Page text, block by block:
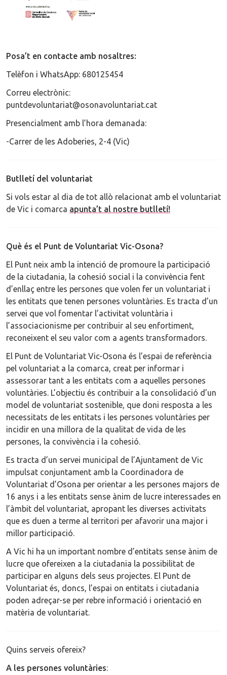
Posa’t en contacte amb nosaltres:
Telèfon i WhatsApp: 680125454
Correu electrònic:
puntdevoluntariat@osonavoluntariat.cat
Presencialment amb l’hora demanada:
-Carrer de les Adoberies, 2-4 (Vic)
Butlletí del voluntariat
Si vols estar al dia de tot allò relacionat amb el voluntariat
de Vic i comarca apunta’t al nostre butlletí!
Què és el Punt de Voluntariat Vic-Osona?
El Punt neix amb la intenció de promoure la participació
de la ciutadania, la cohesió social i la convivència fent
d’enllaç entre les persones que volen fer un voluntariat i
les entitats que tenen persones voluntàries. Es tracta d’un
servei que vol fomentar l’activitat voluntària i
l’associacionisme per contribuir al seu enfortiment,
reconeixent el seu valor com a agents transformadors.
El Punt de Voluntariat Vic-Osona és l’espai de referència
pel voluntariat a la comarca, creat per informar i
assessorar tant a les entitats com a aquelles persones
voluntàries. L’objectiu és contribuir a la consolidació d’un
model de voluntariat sostenible, que doni resposta a les
necessitats de les entitats i les persones voluntàries per
incidir en una millora de la qualitat de vida de les
persones, la convivència i la cohesió.
Es tracta d’un servei municipal de l’Ajuntament de Vic
impulsat conjuntament amb la Coordinadora de
Voluntariat d’Osona per orientar a les persones majors de
16 anys i a les entitats sense ànim de lucre interessades en
l’àmbit del voluntariat, apropant les diverses activitats
que es duen a terme al territori per afavorir una major i
millor participació.
A Vic hi ha un important nombre d’entitats sense ànim de
lucre que ofereixen a la ciutadania la possibilitat de
participar en alguns dels seus projectes. El Punt de
Voluntariat és, doncs, l’espai on entitats i ciutadania
poden adreçar-se per rebre informació i orientació en
matèria de voluntariat.
Quins serveis ofereix?
A les persones voluntàries: